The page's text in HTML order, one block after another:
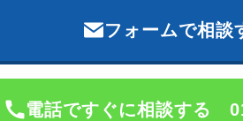
フォームで相談
電話ですぐに相談する